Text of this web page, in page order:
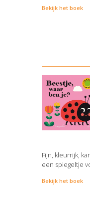
Bekijk het boek
Fijn, kleurrijk,
een spiegeltje
Bekijk het boek